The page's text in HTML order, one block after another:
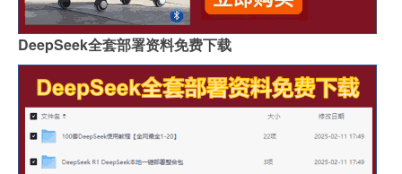
DeepSeek全套部署资料免费下载